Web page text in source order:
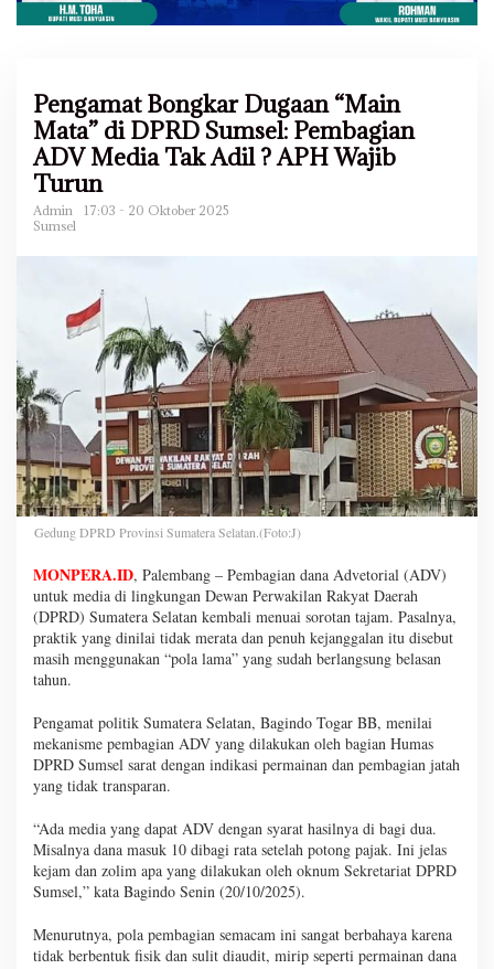
Pengamat Bongkar Dugaan “Main
Mata” di DPRD Sumsel: Pembagian
ADV Media Tak Adil ? APH Wajib
Turun
Admin
17:03 - 20 Oktober 2025
Sumsel
Gedung DPRD Provinsi Sumatera Selatan.(Foto:J)
MONPERA.ID, Palembang – Pembagian dana Advetorial (ADV)
untuk media di lingkungan Dewan Perwakilan Rakyat Daerah
(DPRD) Sumatera Selatan kembali menuai sorotan tajam. Pasalnya,
praktik yang dinilai tidak merata dan penuh kejanggalan itu disebut
masih menggunakan “pola lama” yang sudah berlangsung belasan
tahun.
Pengamat politik Sumatera Selatan, Bagindo Togar BB, menilai
mekanisme pembagian ADV yang dilakukan oleh bagian Humas
DPRD Sumsel sarat dengan indikasi permainan dan pembagian jatah
yang tidak transparan.
“Ada media yang dapat ADV dengan syarat hasilnya di bagi dua.
Misalnya dana masuk 10 dibagi rata setelah potong pajak. Ini jelas
kejam dan zolim apa yang dilakukan oleh oknum Sekretariat DPRD
Sumsel,” kata Bagindo Senin (20/10/2025).
Menurutnya, pola pembagian semacam ini sangat berbahaya karena
tidak berbentuk fisik dan sulit diaudit, mirip seperti permainan dana